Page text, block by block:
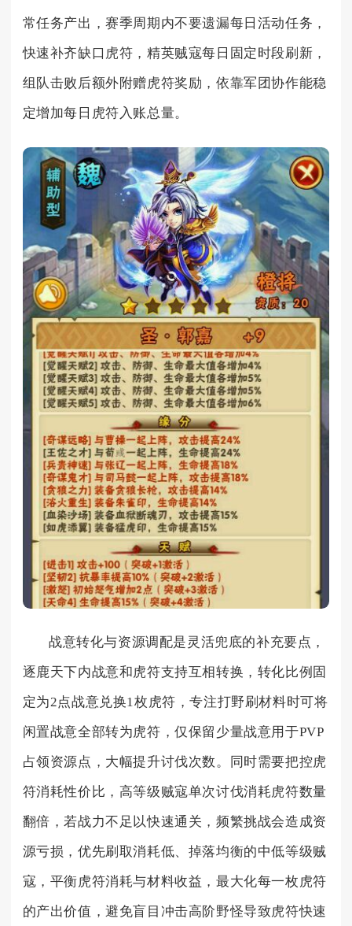
常任务产出，赛季周期内不要遗漏每日活动任务，
快速补齐缺口虎符，精英贼寇每日固定时段刷新，
组队击败后额外附赠虎符奖励，依靠军团协作能稳
定增加每日虎符入账总量。
战意转化与资源调配是灵活兜底的补充要点，
逐鹿天下内战意和虎符支持互相转换，转化比例固
定为2点战意兑换1枚虎符，专注打野刷材料时可将
闲置战意全部转为虎符，仅保留少量战意用于PVP
占领资源点，大幅提升讨伐次数。同时需要把控虎
符消耗性价比，高等级贼寇单次讨伐消耗虎符数量
翻倍，若战力不足以快速通关，频繁挑战会造成资
源亏损，优先刷取消耗低、掉落均衡的中低等级贼
寇，平衡虎符消耗与材料收益，最大化每一枚虎符
的产出价值，避免盲目冲击高阶野怪导致虎符快速